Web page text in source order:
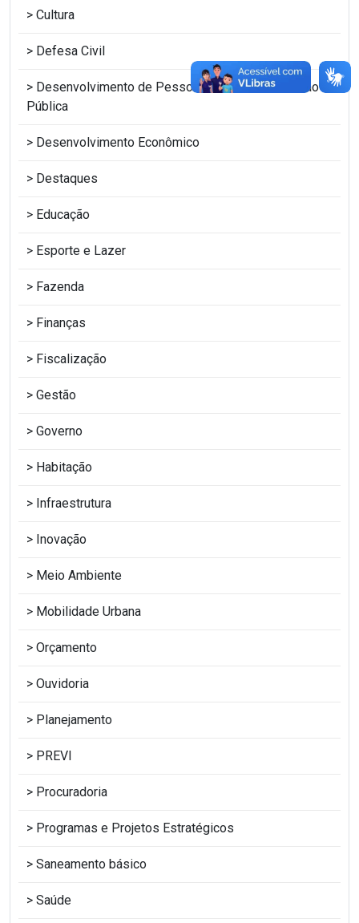
Cultura
Defesa Civil
Desenvolvimento de Pessoas e Escola de Gestão
Pública
Desenvolvimento Econômico
Destaques
Educação
Esporte e Lazer
Fazenda
Finanças
Fiscalização
Gestão
Governo
Habitação
Infraestrutura
Inovação
Meio Ambiente
Mobilidade Urbana
Orçamento
Ouvidoria
Planejamento
PREVI
Procuradoria
Programas e Projetos Estratégicos
Saneamento básico
Saúde